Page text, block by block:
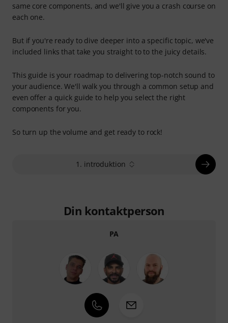
same core components, and we'll give you a crash course on
each one.
But if you're ready to dive deeper into a specific topic, we've
included links that take you straight to to the juicy details.
This guide is your roadmap to delivering top-notch sound to
your audience. We'll walk you through a common setup and
even offer a quick guide to help you select the right
components for you.
So turn up the volume and get ready to rock!
1. introduktion
Din kontaktperson
PA